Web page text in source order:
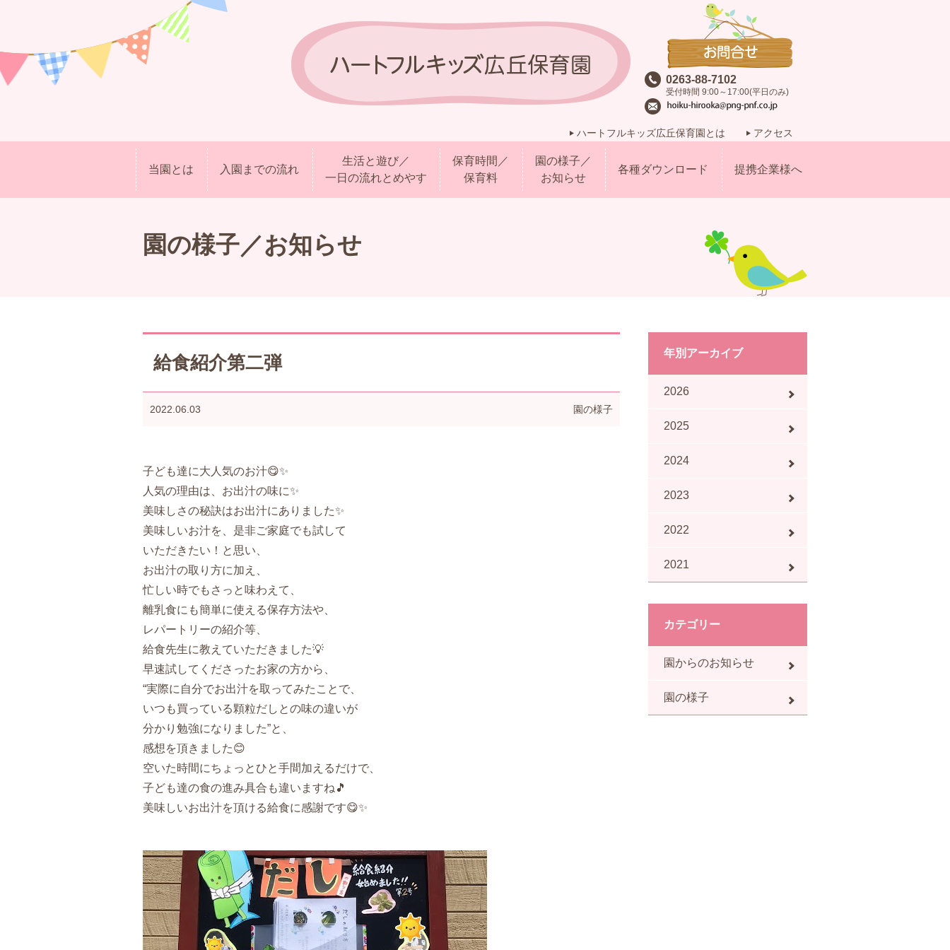
0263-88-7102
受付時間 9:00～17:00(平日のみ)
ハートフルキッズ広丘保育園とは アクセス
当園とは 入園までの流れ
生活と遊び／
一日の流れとめやす
保育時間／
保育料
園の様子／
お知らせ
各種ダウンロード 提携企業様へ
園の様子／お知らせ
給食紹介第二弾
2022.06.03 園の様子
子ども達に大人気のお汁😋✨
人気の理由は、お出汁の味に✨
美味しさの秘訣はお出汁にありました✨
美味しいお汁を、是非ご家庭でも試して
いただきたい！と思い、
お出汁の取り方に加え、
忙しい時でもさっと味わえて、
離乳食にも簡単に使える保存方法や、
レパートリーの紹介等、
給食先生に教えていただきました💡
早速試してくださったお家の方から、
“実際に自分でお出汁を取ってみたことで、
いつも買っている顆粒だしとの味の違いが
分かり勉強になりました”と、
感想を頂きました😊
空いた時間にちょっとひと手間加えるだけで、
子ども達の食の進み具合も違いますね🎵
美味しいお出汁を頂ける給食に感謝です😋✨
年別アーカイブ
2026
2025
2024
2023
2022
2021
カテゴリー
園からのお知らせ
園の様子